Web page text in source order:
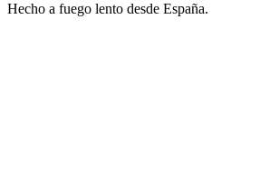
Hecho a fuego lento desde España.